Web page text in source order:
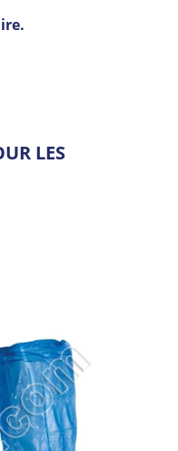
LES